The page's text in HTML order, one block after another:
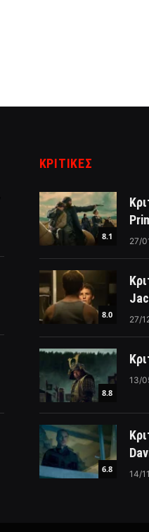
ΚΡΙΤΙΚΈΣ
8.1 27/
8.0 27/
8.8
13/
6.8 14/